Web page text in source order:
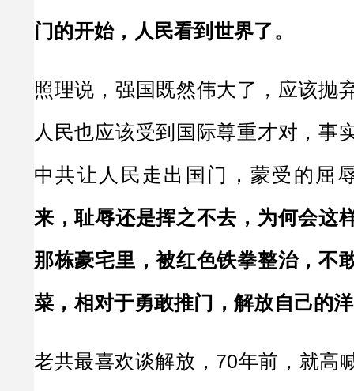
门的开始，人民看到世界了。
照理说，强国既然伟大了，应该抛
人民也应该受到国际尊重才对，事
中共让人民走出国门，蒙受的屈
来，耻辱还是挥之不去，为何会这
那栋豪宅里，被红色铁拳整治，不
菜，相对于勇敢推门，解放自己的
老共最喜欢谈解放，70年前，就高